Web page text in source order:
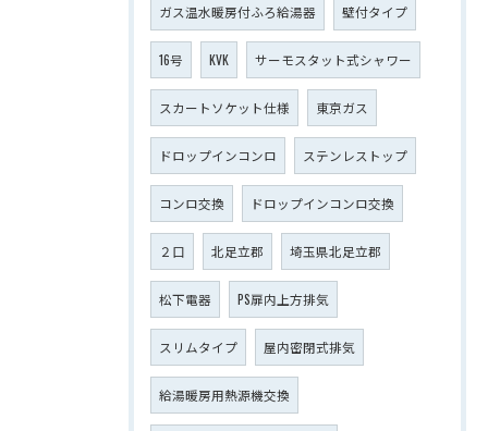
ガス温水暖房付ふろ給湯器 壁付タイプ
16号 KVK サーモスタット式シャワー
スカートソケット仕様 東京ガス
ドロップインコンロ ステンレストップ
コンロ交換 ドロップインコンロ交換
２口 北足立郡 埼玉県北足立郡
松下電器 PS扉内上方排気
スリムタイプ 屋内密閉式排気
給湯暖房用熱源機交換